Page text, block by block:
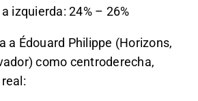
izquierda: 24% – 26%
a Édouard Philippe (Horizons,
como centroderecha,